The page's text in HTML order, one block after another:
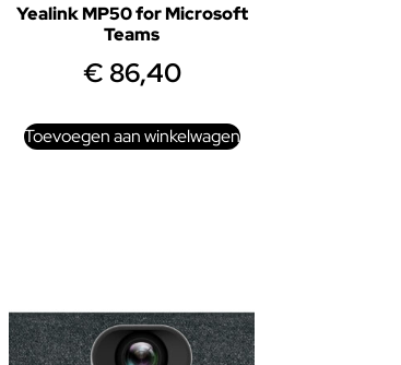
Yealink MP50 for Microsoft
Teams
€ 86,40
Toevoegen aan winkelwagen